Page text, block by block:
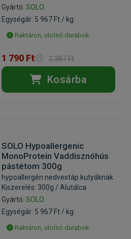
Gyártó: SOLO
Egységár: 5 967 Ft / kg
Raktáron, utolsó darabok
1 790 Ft 2 387 Ft
Kosárba
SOLO Hypoallergenic
MonoProtein Vaddisznóhús
pástétom 300g
hypoallergén nedvestáp kutyáknak
Kiszerelés: 300g / Alutálca
Gyártó: SOLO
Egységár: 5 967 Ft / kg
Raktáron, utolsó darabok